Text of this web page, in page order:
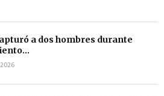
a dos hombres durante